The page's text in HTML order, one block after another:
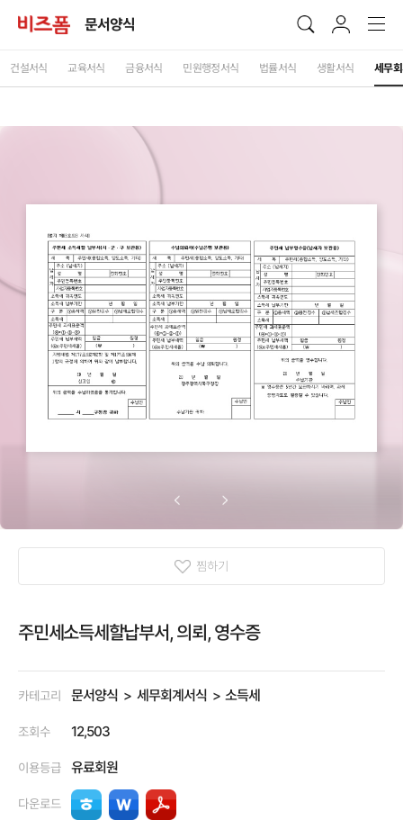
문서양식
건설서식 교육서식 금융서식 민원행정서식 법률서식 생활서식 세무
찜하기
주민세소득세할납부서, 의뢰, 영수증
카테고리 문서양식 세무회계서식 소득세
조회수 12,503
이용등급 유료회원
다운로드